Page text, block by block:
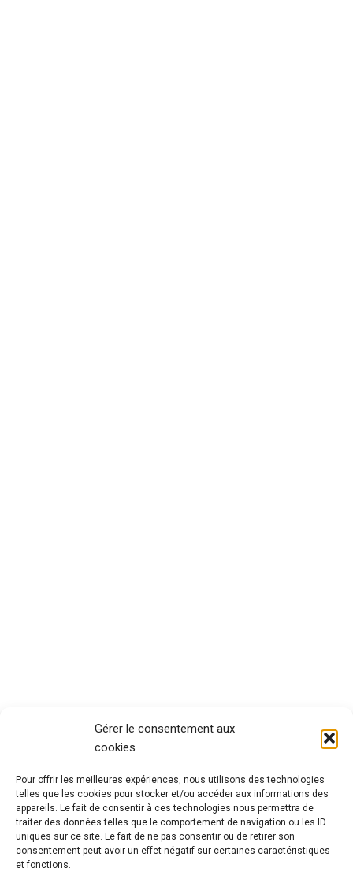
Gérer le consentement aux
cookies
Pour offrir les meilleures expériences, nous utilisons des technologies
telles que les cookies pour stocker et/ou accéder aux informations des
appareils. Le fait de consentir à ces technologies nous permettra de
traiter des données telles que le comportement de navigation ou les ID
uniques sur ce site. Le fait de ne pas consentir ou de retirer son
consentement peut avoir un effet négatif sur certaines caractéristiques
et fonctions.